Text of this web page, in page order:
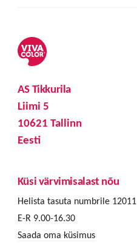
AS Tikkurila
Liimi 5
10621 Tallinn
Eesti
Küsi värvimisalast nõu
Helista tasuta numbrile 12011
E-R 9.00-16.30
Saada oma küsimus